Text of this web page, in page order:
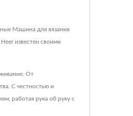
Машина для вязания
известен своими
От
С честностью и
работая рука об руку с